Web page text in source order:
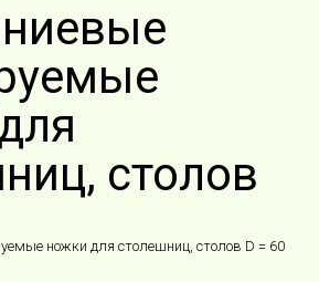
столов
ножки для столешниц, столов D = 60